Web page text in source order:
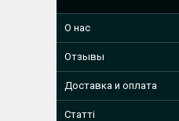
О нас
Отзывы
Доставка и оплата
Статті